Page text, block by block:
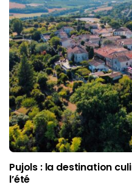
Pujols : la destination
l’été